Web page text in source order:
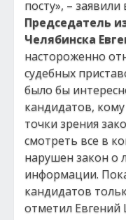
посту», –
Председатель
Челябинска
настороженно
судебных
было бы
кандидатов,
точки зрения
смотреть все в
нарушен закон о
информации.
кандидатов
отметил